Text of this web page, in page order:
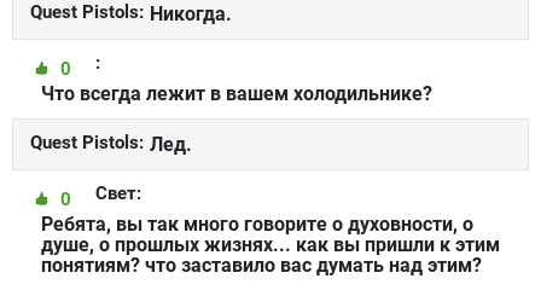
Quest Pistols: Никогда.
:
0
Что всегда лежит в вашем холодильнике?
Quest Pistols: Лед.
Свет:
0
Ребята, вы так много говорите о духовности, о
душе, о прошлых жизнях... как вы пришли к этим
понятиям? что заставило вас думать над этим?